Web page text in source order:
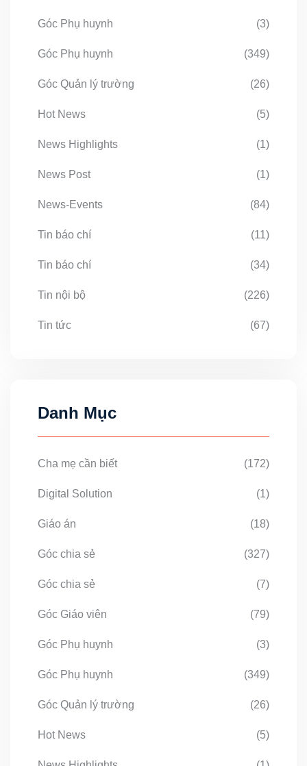
Góc Phụ huynh (3)
Góc Phụ huynh (349)
Góc Quản lý trường (26)
Hot News (5)
News Highlights (1)
News Post (1)
News-Events (84)
Tin báo chí (11)
Tin báo chí (34)
Tin nội bộ (226)
Tin tức (67)
Danh Mục
Cha mẹ cần biết (172)
Digital Solution (1)
Giáo án (18)
Góc chia sẻ (327)
Góc chia sẻ (7)
Góc Giáo viên (79)
Góc Phụ huynh (3)
Góc Phụ huynh (349)
Góc Quản lý trường (26)
Hot News (5)